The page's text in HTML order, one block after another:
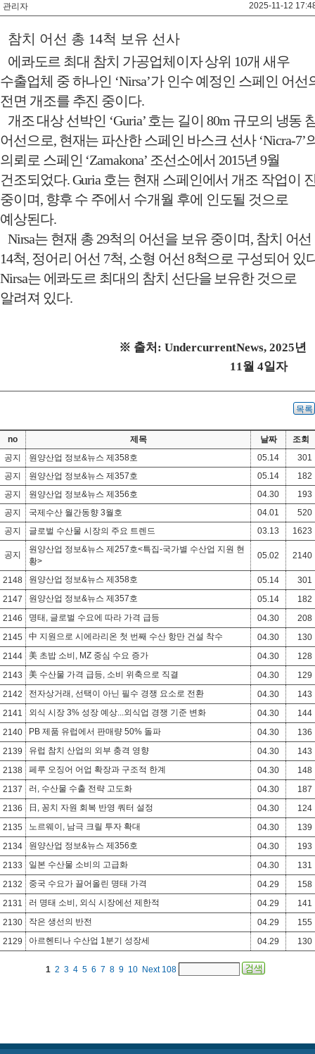
관리자
2025-11-12
참치 어선 총 14척 보유 선사
에콰도르 최대 참치 가공업체이자 상위 10개 새우
수출업체 중 하나인 ‘Nirsa’가 인수 예정인 스페인 어선
전면 개조를 추진 중이다.
개조 대상 선박인 ‘Guria’ 호는 길이80m 규모의 냉동
어선으로, 현재는 파산한 스페인 바스크 선사 ‘Nicra-7’
의뢰로 스페인 ‘Zamakona’ 조선소에서 2015년 9월
건조되었다. Guria 호는 현재 스페인에서 개조 작업이
중이며, 향후 수 주에서 수개월 후에 인도될 것으로
예상된다.
Nirsa는 현재 총 29척의 어선을 보유 중이며, 참치 어선
14척, 정어리 어선 7척, 소형 어선 8척으로 구성되어 있
Nirsa는 에콰도르 최대의 참치 선단을 보유한 것으로
알려져 있다.
※ 출처 : UndercurrentNews, 2025년
11월 4일자
목록
no 제목 날짜
조회
공지
원양산업 정보&뉴스 제358호 05.14
301
공지
원양산업 정보&뉴스 제357호 05.14
182
공지
원양산업 정보&뉴스 제356호 04.30
193
공지
국제수산 월간동향 3월호 04.01
520
공지
글로벌 수산물 시장의 주요 트렌드 03.13 1623
공지
원양산업 정보&뉴스 제257호<특집-국가별 수산업 지원 현
황>
05.02 2140
2148 원양산업 정보&뉴스 제358호 05.14
301
2147
원양산업 정보&뉴스 제357호 05.14
182
2146
명태, 글로벌 수요에 따라 가격 급등 04.30
208
2145
中 지원으로 시에라리온 첫 번째 수산 항만 건설 착수 04.30
130
2144
美 초밥 소비, MZ 중심 수요 증가 04.30
128
2143
美 수산물 가격 급등, 소비 위축으로 직결 04.30
129
2142
전자상거래, 선택이 아닌 필수 경쟁 요소로 전환 04.30
143
2141
외식 시장 3% 성장 예상...외식업 경쟁 기준 변화 04.30
144
2140
PB 제품 유럽에서 판매량 50% 돌파 04.30
136
2139
유럽 참치 산업의 외부 충격 영향 04.30
143
2138
페루 오징어 어업 확장과 구조적 한계 04.30
148
2137
러, 수산물 수출 전략 고도화 04.30
187
2136
日, 꽁치 자원 회복 반영 쿼터 설정 04.30
124
2135
노르웨이, 남극 크릴 투자 확대 04.30
139
2134
원양산업 정보&뉴스 제356호 04.30
193
2133
일본 수산물 소비의 고급화 04.30
131
2132
중국 수요가 끌어올린 명태 가격 04.29
158
2131
러 명태 소비, 외식 시장에선 제한적 04.29
141
2130
작은 생선의 반전 04.29
155
2129
아르헨티나 수산업 1분기 성장세 04.29 130
1 2 3 4 5 6 7 8 9 10 Next 108